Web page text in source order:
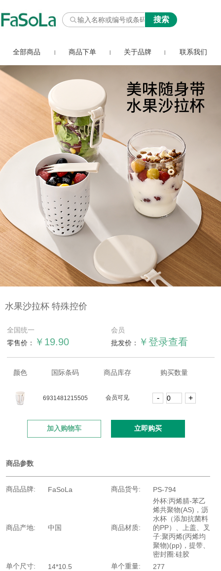
全部商品 商品下单 关于品牌 联系我们
水果沙拉杯 特殊控价
全国统一
会员
零售价：
￥19.90 批发价： ￥登录查看
颜色 国际条码 商品库存 购买数量
6931481215505 会员可见
商品参数
商品品牌: FaSoLa 商品货号: PS-794
商品产地: 中国 商品材质:
外杯:丙烯腈-苯乙
烯共聚物(AS)，沥
水杯（添加抗菌料
的PP）、上盖、叉
子:聚丙烯(丙烯均
聚物)(pp)，提带、
密封圈:硅胶
单个尺寸:
14*10.5 单个重量:
277